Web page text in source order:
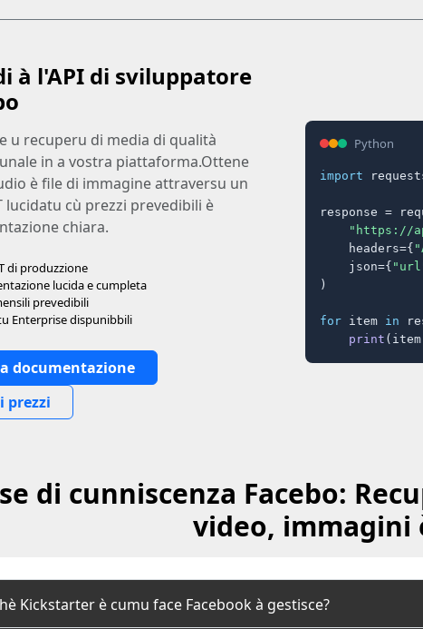
à l'API di sviluppatore
u recuperu di media di qualità
in a vostra piattaforma.Ottene
è file di immagine attraversu un
lucidatu cù prezzi prevedibili è
chiara.
di produzzione
lucida e cumpleta
prevedibili
Enterprise dispunibbili
documentazione
prezzi
Python
import
response =
"https://
    headers={
    json={
)
for item in
print
di cunniscenza Facebo:
video, immagini
Kickstarter è cumu face Facebook à gestisce?